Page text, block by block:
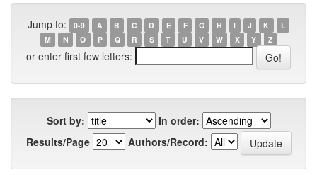
Jump to: 0-9 A B C D E F G H I J K
L
M
N O P Q R S T U V W X Y Z
or enter first few letters:
Sort by:
In order:
Results/Page
Authors/Record: